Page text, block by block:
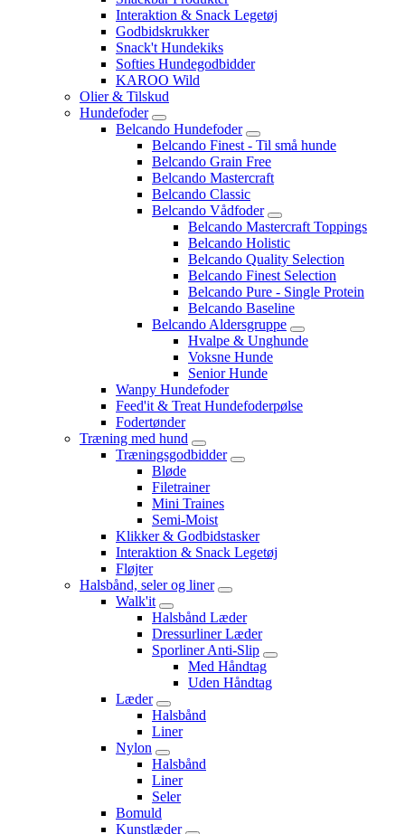
Interaktion & Snack Legetøj
Godbidskrukker
Snack't Hundekiks
Softies Hundegodbidder
KAROO Wild
Olier & Tilskud
Hundefoder
Belcando Hundefoder
Belcando Finest - Til små hunde
Belcando Grain Free
Belcando Mastercraft
Belcando Classic
Belcando Vådfoder
Belcando Mastercraft Toppings
Belcando Holistic
Belcando Quality Selection
Belcando Finest Selection
Belcando Pure - Single Protein
Belcando Baseline
Belcando Aldersgruppe
Hvalpe & Unghunde
Voksne Hunde
Senior Hunde
Wanpy Hundefoder
Feed'it & Treat Hundefoderpølse
Fodertønder
Træning med hund
Træningsgodbidder
Bløde
Filetrainer
Mini Traines
Semi-Moist
Klikker & Godbidstasker
Interaktion & Snack Legetøj
Fløjter
Halsbånd, seler og liner
Walk'it
Halsbånd Læder
Dressurliner Læder
Sporliner Anti-Slip
Med Håndtag
Uden Håndtag
Læder
Halsbånd
Liner
Nylon
Halsbånd
Liner
Seler
Bomuld
Kunstlæder